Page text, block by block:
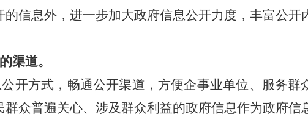
信息外，进一步加大政府信息公开力度，丰富公开
渠道。
开方式，畅通公开渠道，方便企事业单位、服务群
众普遍关心、涉及群众利益的政府信息作为政府信